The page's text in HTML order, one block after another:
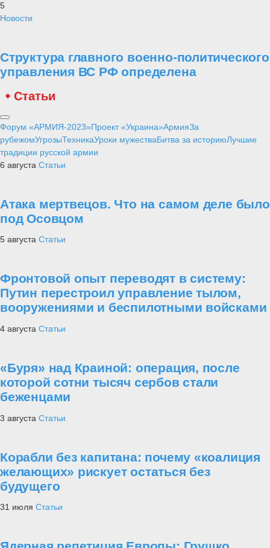
5
Новости
Структура главного военно-политического
управления ВС РФ определена
Статьи
Форум «АРМИЯ-2023»Проект «Украина»АрмияЗа
рубежомУгрозыТехникаУроки мужестваБитва за историюЛучшие
традиции русской армии
6 августа Статьи
Атака мертвецов. Что на самом деле было
под Осовцом
5 августа Статьи
Фронтовой опыт переводят в систему:
Путин перестроил управление тылом,
вооружениями и беспилотными войсками
4 августа Статьи
«Буря» над Краиной: операция, после
которой сотни тысяч сербов стали
беженцами
3 августа Статьи
Корабли без капитана: почему «коалиция
желающих» рискует остаться без
будущего
31 июля Статьи